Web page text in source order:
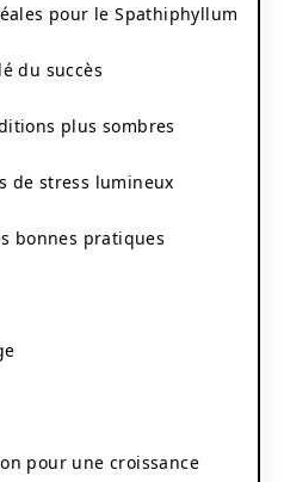
pour le Spathiphyllum
du succès
plus sombres
de stress lumineux
bonnes pratiques
pour une croissance